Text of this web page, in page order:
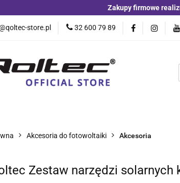
Zakupy firmowe
store.pl 32 600 79 89
Kategorie Czujniki i
Akcesoria do fotowoltaiki Akcesoria
Zestaw narzędzi solarnych